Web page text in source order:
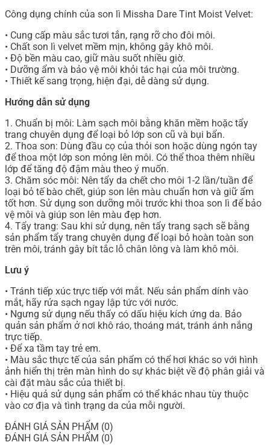
Công dụng chính của son lì Missha Dare Tint Moist Velvet:
• Cung cấp màu sắc tươi tắn, rạng rỡ cho đôi môi.
• Chất son lì velvet mềm mịn, không gây khô môi.
• Độ bền màu cao, giữ màu suốt nhiều giờ.
• Dưỡng ẩm và bảo vệ môi khỏi tác hại của môi trường.
• Thiết kế sang trọng, hiện đại, dễ dàng sử dụng.
Hướng dẫn sử dụng
1. Chuẩn bị môi: Làm sạch môi bằng khăn mềm hoặc tẩy
trang chuyên dụng để loại bỏ lớp son cũ và bụi bẩn.
2. Thoa son: Dùng đầu cọ của thỏi son hoặc dùng ngón tay
để thoa một lớp son mỏng lên môi. Có thể thoa thêm nhiều
lớp để tăng độ đậm màu theo ý muốn.
3. Chăm sóc môi: Nên tẩy da chết cho môi 1-2 lần/tuần để
loại bỏ tế bào chết, giúp son lên màu chuẩn hơn và giữ ẩm
tốt hơn. Sử dụng son dưỡng môi trước khi thoa son lì để bảo
vệ môi và giúp son lên màu đẹp hơn.
4. Tẩy trang: Sau khi sử dụng, nên tẩy trang sạch sẽ bằng
sản phẩm tẩy trang chuyên dụng để loại bỏ hoàn toàn son
trên môi, tránh gây bít tắc lỗ chân lông và làm khô môi.
Lưu ý
• Tránh tiếp xúc trực tiếp với mắt. Nếu sản phẩm dính vào
mắt, hãy rửa sạch ngay lập tức với nước.
• Ngưng sử dụng nếu thấy có dấu hiệu kích ứng da. Bảo
quản sản phẩm ở nơi khô ráo, thoáng mát, tránh ánh nắng
trực tiếp.
• Để xa tầm tay trẻ em.
• Màu sắc thực tế của sản phẩm có thể hơi khác so với hình
ảnh hiển thị trên màn hình do sự khác biệt về độ phân giải và
cài đặt màu sắc của thiết bị.
• Hiệu quả sử dụng sản phẩm có thể khác nhau tùy thuộc
vào cơ địa và tình trạng da của mỗi người.
ĐÁNH GIÁ SẢN PHẨM (0)
ĐÁNH GIÁ SẢN PHẨM (0)